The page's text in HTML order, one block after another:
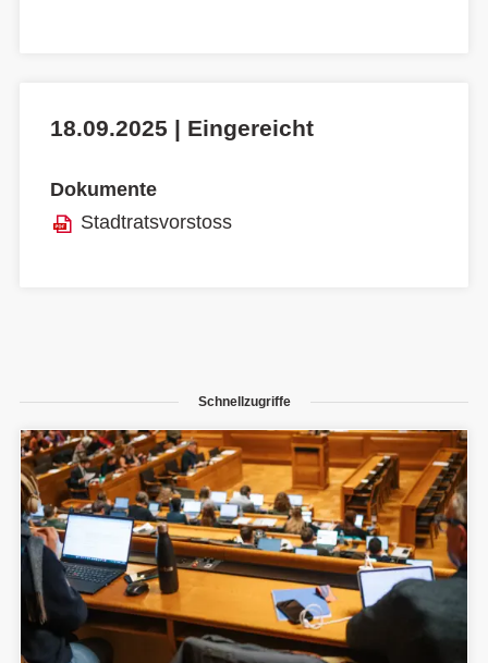
18.09.2025 | Eingereicht
Dokumente
Stadtratsvorstoss
Schnellzugriffe